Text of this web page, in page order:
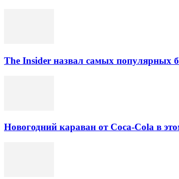
The Insider назвал самых популярных
Новогодний караван от Coca-Cola в